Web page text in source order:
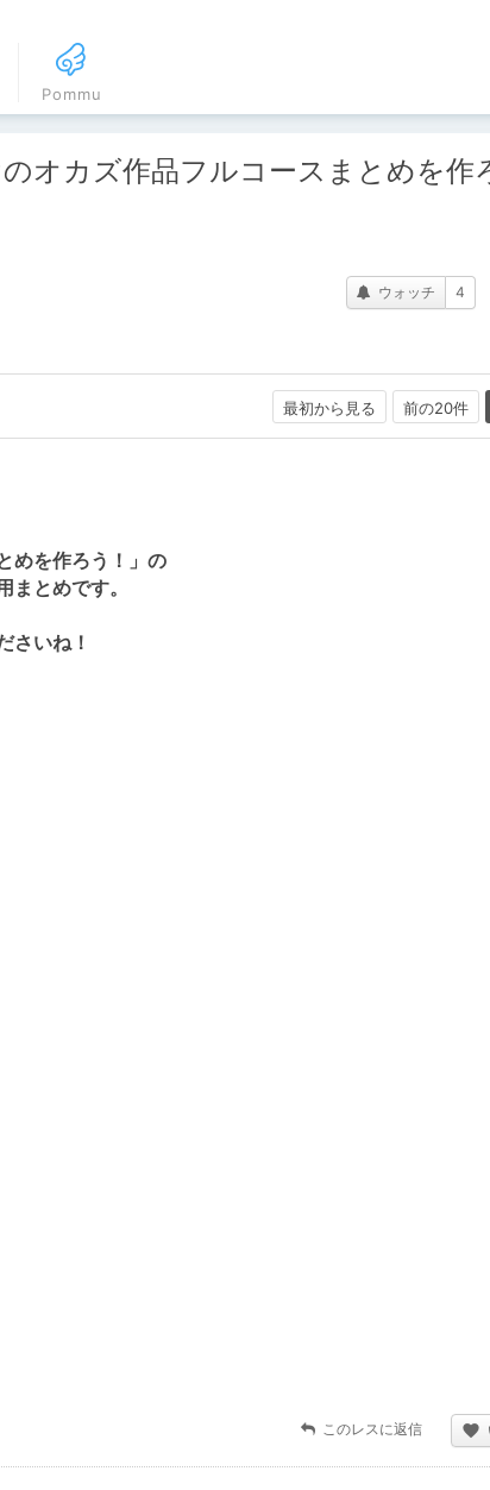
Pommu
オカズ作品フルコースまとめを作
ウォッチ 4
最初から見る 前の20件
めを作ろう！」の
とめです。
さいね！
このレスに返信